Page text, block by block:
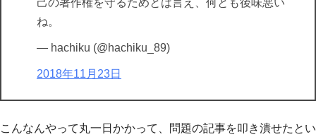
ね。
— hachiku (@hachiku_89)
2018年11月23日
こんなんやって丸一日かかって、問題の記事を叩き潰せたとい